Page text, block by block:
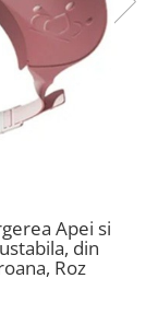
Apei si
din
Roz